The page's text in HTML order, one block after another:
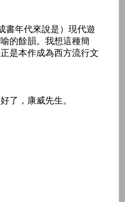
書年代來說是）現代遊
的餘韻。我想這種簡
是本作成為西方流行文
了，康威先生。